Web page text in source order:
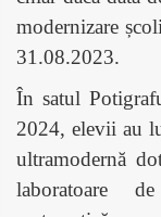
modernizare
31.08.2023.
În satul
2024, elevii au
ultramodernă
laboratoare